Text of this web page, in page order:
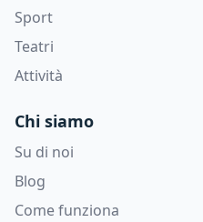
Sport
Teatri
Attività
Chi siamo
Su di noi
Blog
Come funziona